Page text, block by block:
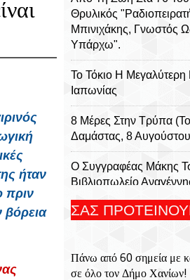
ήταν
πριν
βόρεια
Θρυλικός
Μπινιχάκης, Γνωστός
Υπάρχω".
Το Τόκιο Η
Ιαπωνίας
8 Μέρες Στην Τρύπα
Δαμάστας, 8
Ο Συγγραφέας Μάκης
Βιβλιοπωλείο
ΕΟΔΥ: Τι Πρέπει Να
Το Βερολίνο Η
ΣΑΣ
Πάνω από 60 σημεία με
σε όλο τον Δήμο Χανίων!